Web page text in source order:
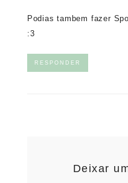
Podias tambem fazer
:3
RESPONDER
Deixar